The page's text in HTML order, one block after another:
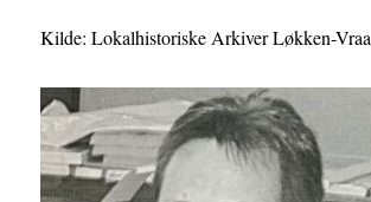
Kilde: Lokalhistoriske Arkiver Løkken-Vraa